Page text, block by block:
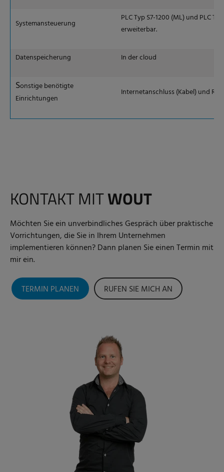
Systemansteuerung
PLC Typ S7-1200 (ML) und PLC
erweiterbar.
Datenspeicherung In der cloud
Sonstige benötigte
Einrichtungen
Internetanschluss (Kabel) und
KONTAKT MITWOUT
Möchten Sie ein unverbindliches Gespräch über praktische
Vorrichtungen, die Sie in Ihrem Unternehmen
implementieren können? Dann planen Sie einen Termin mit
mir ein.
TERMIN PLANEN RUFEN SIE MICH AN